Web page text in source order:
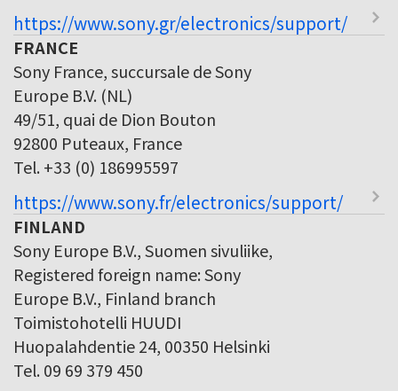
https://www.sony.gr/electronics/support/
FRANCE
Sony France, succursale de Sony
Europe B.V. (NL)
49/51, quai de Dion Bouton
92800 Puteaux, France
Tel. +33 (0) 186995597
https://www.sony.fr/electronics/support/
FINLAND
Sony Europe B.V., Suomen sivuliike,
Registered foreign name: Sony
Europe B.V., Finland branch
Toimistohotelli HUUDI
Huopalahdentie 24, 00350 Helsinki
Tel. 09 69 379 450